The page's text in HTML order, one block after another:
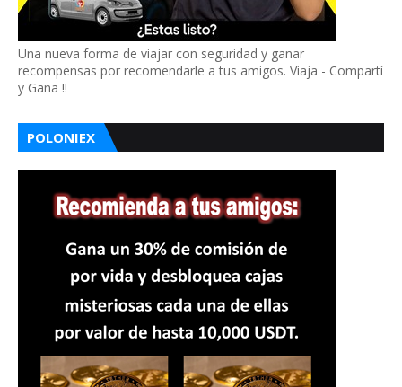
Una nueva forma de viajar con seguridad y ganar
recompensas por recomendarle a tus amigos. Viaja - Compartí
y Gana !!
POLONIEX